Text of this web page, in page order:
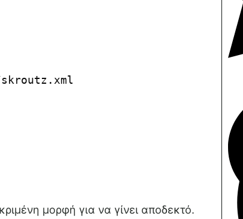
μορφή για να γίνει αποδεκτό.